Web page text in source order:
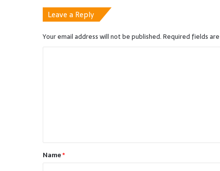
Leave a Reply
Your email address will not be published.Required fields
t
*Name*